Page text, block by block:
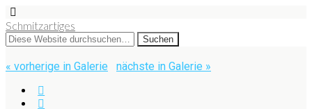
Schmitzartiges
« vorherige in Galerie nächste in Galerie »